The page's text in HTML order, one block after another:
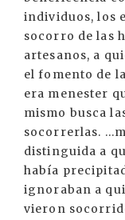
individuos, los
socorro de las
artesanos, a
el fomento de
era menester
mismo busca
socorrerlas.
distinguida a
había
ignoraban a
vieron